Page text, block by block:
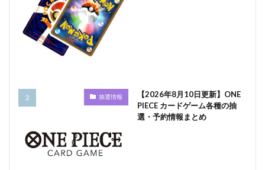
抽選情報
【2026年8月10日更新】ONE
PIECE カードゲーム各種の抽
選・予約情報まとめ